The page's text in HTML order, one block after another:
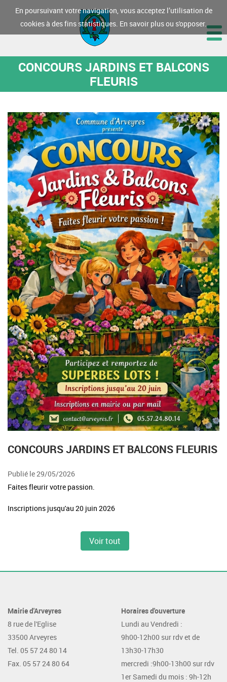
En poursuivant votre navigation, vous acceptez l’utilisation de
cookies à des fins statistiques. En savoir plus ou s'opposer.
CONCOURS JARDINS ET BALCONS
FLEURIS
CONCOURS JARDINS ET BALCONS FLEURIS
Publié le 29/05/2026
Faites fleurir votre passion.
Inscriptions jusqu'au 20 juin 2026
Voir tout
Mairie d'Arveyres
8 rue de l'Eglise
33500 Arveyres
Tel. 05 57 24 80 14
Fax. 05 57 24 80 64
Horaires d'ouverture
Lundi au Vendredi :
9h00-12h00 sur rdv et de
13h30-17h30
mercredi :9h00-13h00 sur rdv
1er Samedi du mois : 9h-12h